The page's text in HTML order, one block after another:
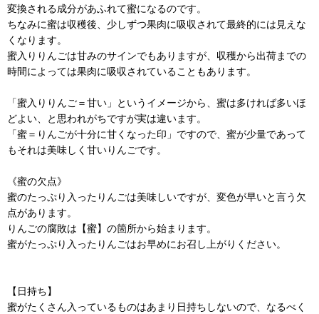
変換される成分があふれて蜜になるのです。
ちなみに蜜は収穫後、少しずつ果肉に吸収されて最終的には見えな
くなります。
蜜入りりんごは甘みのサインでもありますが、収穫から出荷までの
時間によっては果肉に吸収されていることもあります。
「蜜入りりんご＝甘い」というイメージから、蜜は多ければ多いほ
どよい、と思われがちですが実は違います。
「蜜＝りんごが十分に甘くなった印」ですので、蜜が少量であって
もそれは美味しく甘いりんごです。
《蜜の欠点》
蜜のたっぷり入ったりんごは美味しいですが、変色が早いと言う欠
点があります。
りんごの腐敗は【蜜】の箇所から始まります。
蜜がたっぷり入ったりんごはお早めにお召し上がりください。
【日持ち】
蜜がたくさん入っているものはあまり日持ちしないので、なるべく